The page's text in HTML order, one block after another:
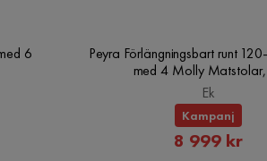
6
Peyra Förlängningsbart runt
med 4 Molly Matstolar,
Ek
Kampanj
8 999 kr